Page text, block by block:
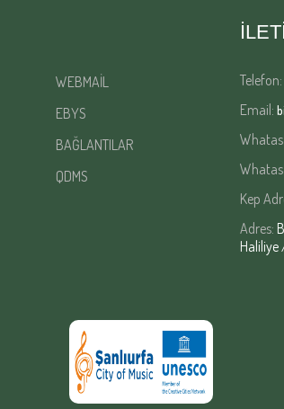
WEBMAİL
EBYS
BAĞLANTILAR
QDMS
Telefon:
Email:
Kep
Adres:
Haliliye